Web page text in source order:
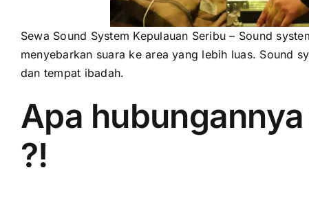
Sewa Sound System Kepulauan Seribu – Sound
menyebarkan suara ke area yang lebih luas. Sound
dan tempat ibadah.
Apa
?!